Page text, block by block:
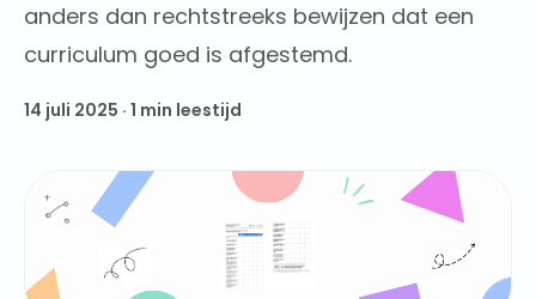
anders dan rechtstreeks bewijzen dat een
curriculum goed is afgestemd.
14 juli 2025 · 1 min leestijd